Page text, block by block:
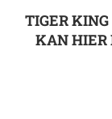
TIGER
KAN HIER